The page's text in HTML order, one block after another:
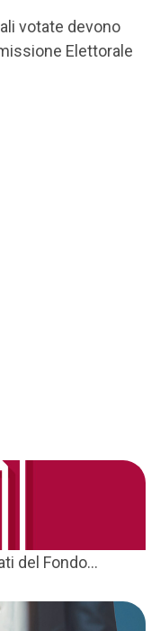
votate devono
Elettorale
del Fondo...